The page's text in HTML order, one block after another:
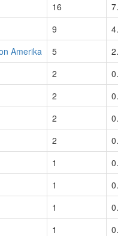
16
9
Amerika 5
2
2
2
2
1
1
1
1